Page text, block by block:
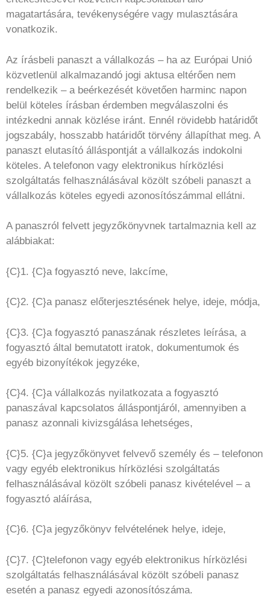
magatartására, tevékenységére vagy mulasztására
vonatkozik.
Az írásbeli panaszt a vállalkozás – ha az Európai Unió
közvetlenül alkalmazandó jogi aktusa eltérően nem
rendelkezik – a beérkezését követően harminc napon
belül köteles írásban érdemben megválaszolni és
intézkedni annak közlése iránt. Ennél rövidebb határidőt
jogszabály, hosszabb határidőt törvény állapíthat meg. A
panaszt elutasító álláspontját a vállalkozás indokolni
köteles. A telefonon vagy elektronikus hírközlési
szolgáltatás felhasználásával közölt szóbeli panaszt a
vállalkozás köteles egyedi azonosítószámmal ellátni.
A panaszról felvett jegyzőkönyvnek tartalmaznia kell az
alábbiakat:
{C}1. {C}a fogyasztó neve, lakcíme,
{C}2. {C}a panasz előterjesztésének helye, ideje, módja,
{C}3. {C}a fogyasztó panaszának részletes leírása, a
fogyasztó által bemutatott iratok, dokumentumok és
egyéb bizonyítékok jegyzéke,
{C}4. {C}a vállalkozás nyilatkozata a fogyasztó
panaszával kapcsolatos álláspontjáról, amennyiben a
panasz azonnali kivizsgálása lehetséges,
{C}5. {C}a jegyzőkönyvet felvevő személy és – telefonon
vagy egyéb elektronikus hírközlési szolgáltatás
felhasználásával közölt szóbeli panasz kivételével – a
fogyasztó aláírása,
{C}6. {C}a jegyzőkönyv felvételének helye, ideje,
{C}7. {C}telefonon vagy egyéb elektronikus hírközlési
szolgáltatás felhasználásával közölt szóbeli panasz
esetén a panasz egyedi azonosítószáma.